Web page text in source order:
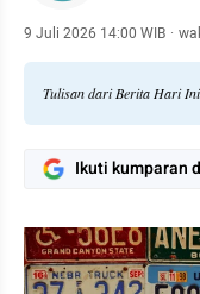
9 Juli 2026 14:00 WIB ·
Tulisan dari Berita Hari
Ikuti kumparan